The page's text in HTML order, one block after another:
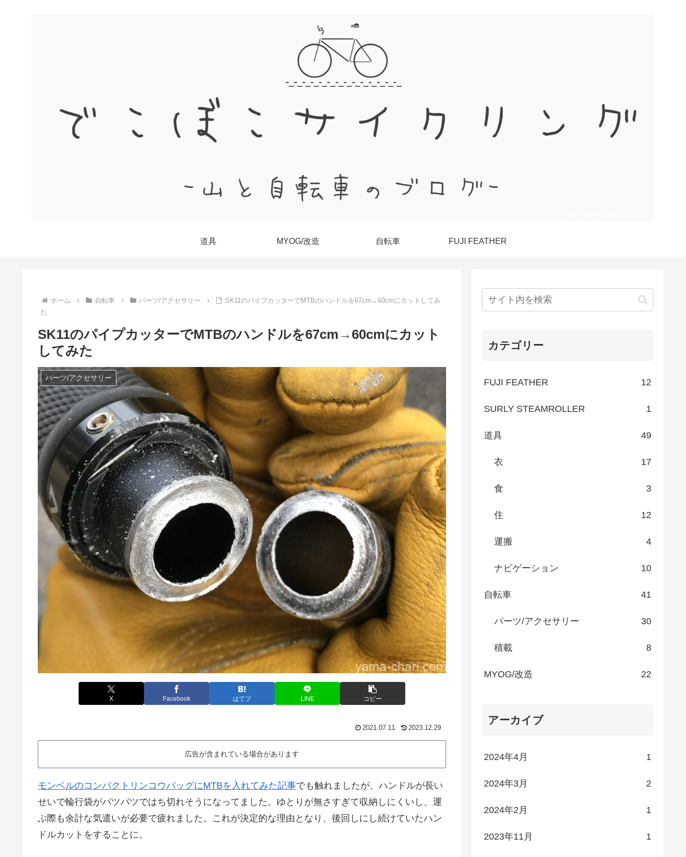
道具 MYOG/改造 自転車 FUJI FEATHER
ホーム 自転車 パーツ/アクセサリー
SK11のパイプカッターでMTBのハンドルを67cm→60cmにカットしてみ
た
SK11のパイプカッターでMTBのハンドルを67cm→60cmにカット
してみた
パーツ/アクセサリー
X Facebook はてブ LINE コピー
2021.07.11 2023.12.29
広告が含まれている場合があります
モンベルのコンパクトリンコウバッグにMTBを入れてみた記事でも触れましたが、ハンドルが長い
せいで輪行袋がパツパツではち切れそうになってました。ゆとりが無さすぎて収納しにくいし、運
ぶ際も余計な気遣いが必要で疲れました。これが決定的な理由となり、後回しにし続けていたハン
ドルカットをすることに。
カテゴリー
FUJI FEATHER 12
SURLY STEAMROLLER 1
道具 49
衣 17
食 3
住 12
運搬 4
ナビゲーション 10
自転車 41
パーツ/アクセサリー 30
積載 8
MYOG/改造 22
アーカイブ
2024年4月 1
2024年3月 2
2024年2月 1
2023年11月 1